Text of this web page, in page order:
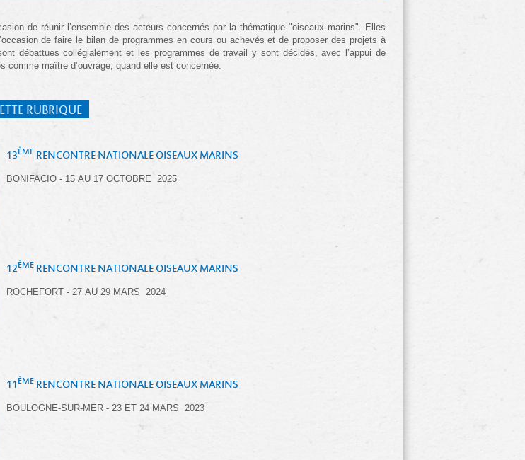
de réunir l’ensemble des acteurs concernés par la thématique "oiseaux marins". Elles
de faire le bilan de programmes en cours ou achevés et de proposer des projets à
débattues collégialement et les programmes de travail y sont décidés, avec l’appui de
comme maître d’ouvrage, quand elle est concernée.
RUBRIQUE
13ÈME RENCONTRE NATIONALE OISEAUX MARINS
BONIFACIO - 15 AU 17 OCTOBRE 2025
12ÈME RENCONTRE NATIONALE OISEAUX MARINS
ROCHEFORT - 27 AU 29 MARS 2024
11 ÈME RENCONTRE NATIONALE OISEAUX MARINS
BOULOGNE-SUR-MER - 23 ET 24 MARS 2023